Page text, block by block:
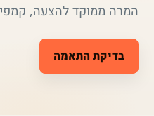
המרה ממוקד להצעה,
בדיקת התאמה